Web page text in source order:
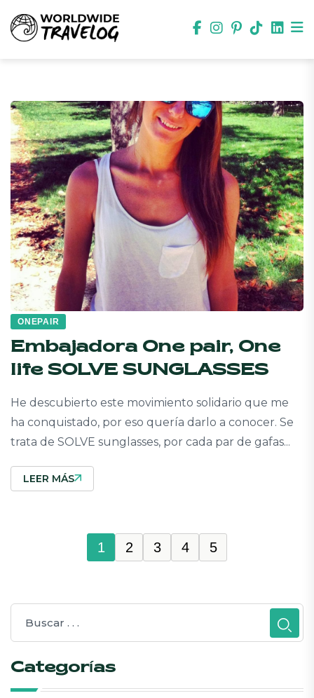
ONEPAIR
Embajadora One pair, One
life SOLVE SUNGLASSES
He descubierto este movimiento solidario que me
ha conquistado, por eso quería darlo a conocer. Se
trata de SOLVE sunglasses, por cada par de gafas...
LEER MÁS
1 2 3 4 5
Categorías